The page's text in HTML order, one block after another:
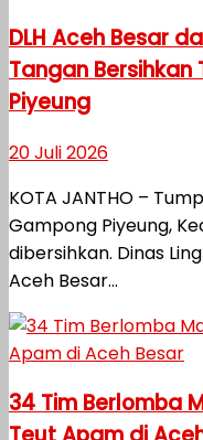
DLH Aceh Besar
Tangan
Piyeung
20 Juli 2026
KOTA JANTHO –
Gampong Piyeung,
dibersihkan. Dinas
Aceh Besar...
34 Tim Berlomba